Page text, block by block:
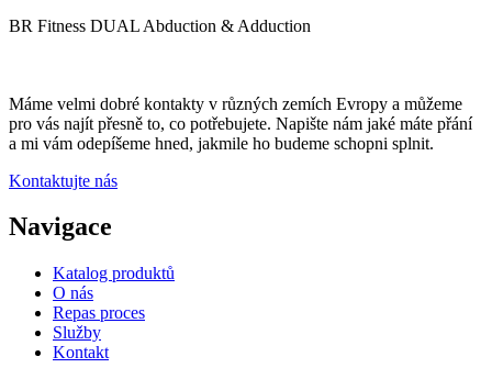
BR Fitness DUAL Abduction & Adduction
Máme velmi dobré kontakty v různých zemích Evropy a můžeme
pro vás najít přesně to, co potřebujete. Napište nám jaké máte přání
a mi vám odepíšeme hned, jakmile ho budeme schopni splnit.
Kontaktujte nás
Navigace
Katalog produktů
O nás
Repas proces
Služby
Kontakt